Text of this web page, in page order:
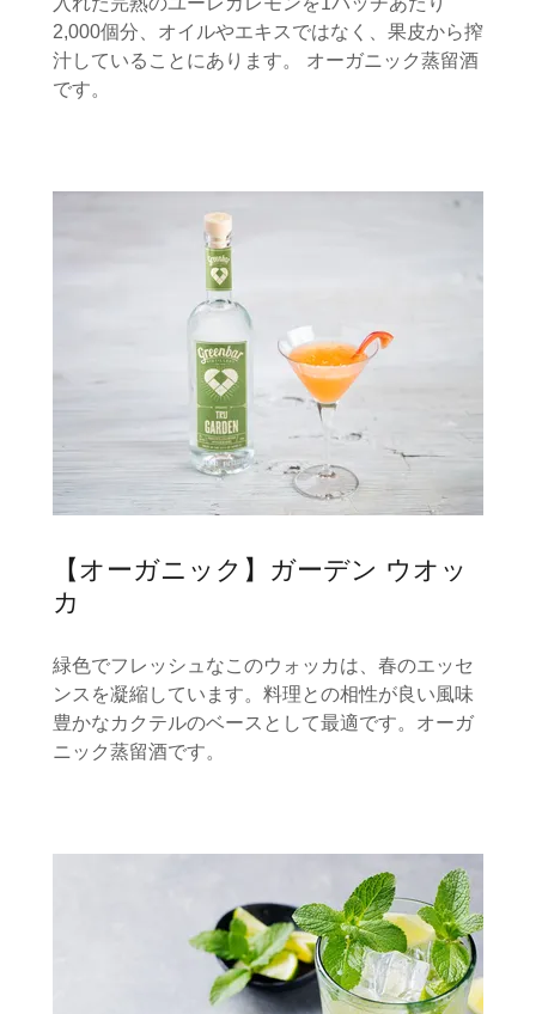
2,000個分、オイルやエキスではなく、果皮から搾
汁していることにあります。 オーガニック蒸留酒
です。
【オーガニック】ガーデン ウオッ
カ
緑色でフレッシュなこのウォッカは、春のエッセ
ンスを凝縮しています。料理との相性が良い風味
豊かなカクテルのベースとして最適です。オーガ
ニック蒸留酒です。